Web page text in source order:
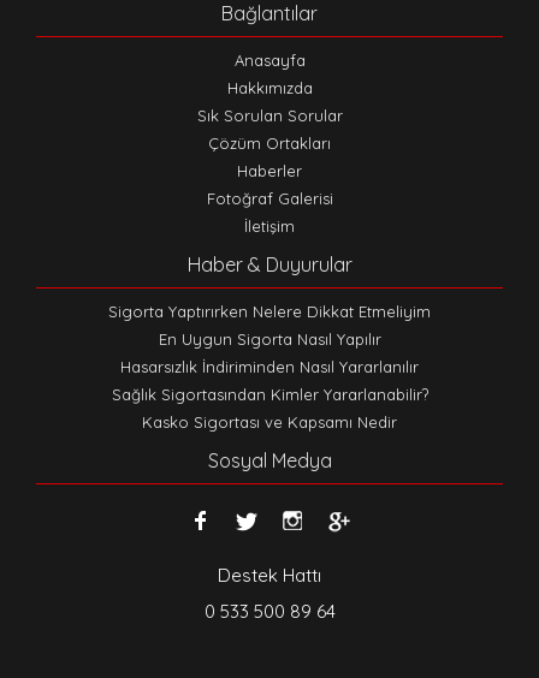
Bağlantılar
Anasayfa
Hakkımızda
Sık Sorulan Sorular
Çözüm Ortakları
Haberler
Fotoğraf Galerisi
İletişim
Haber & Duyurular
Sigorta Yaptırırken Nelere Dikkat Etmeliyim
En Uygun Sigorta Nasıl Yapılır
Hasarsızlık İndiriminden Nasıl Yararlanılır
Sağlık Sigortasından Kimler Yararlanabilir?
Kasko Sigortası ve Kapsamı Nedir
Sosyal Medya
Destek Hattı
0 533 500 89 64